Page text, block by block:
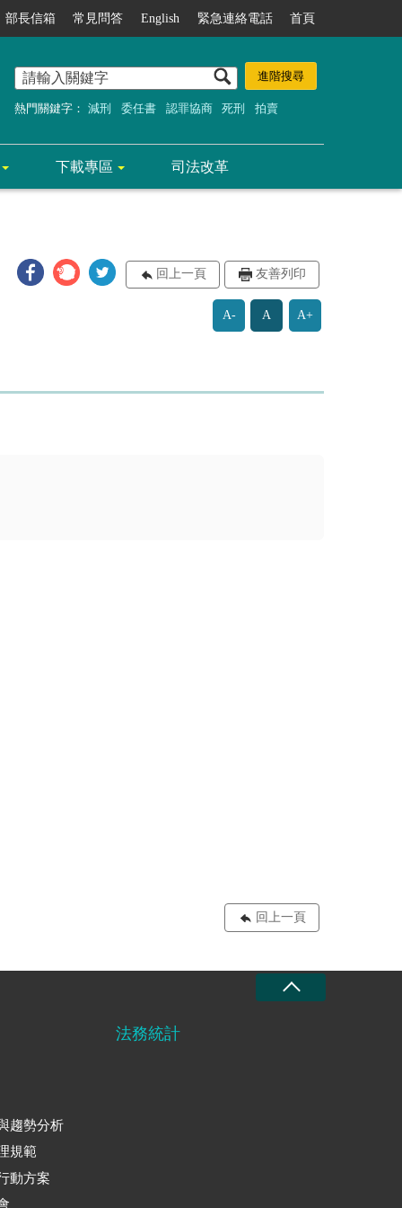
部長信箱 常見問答 English 緊急連絡電話 首頁
熱門關鍵字： 減刑 委任書 認罪協商 死刑 拍賣
下載專區 司法改革
回上一頁 友善列印
A- A A+
回上一頁
趨勢分析
規範
動方案
法務統計